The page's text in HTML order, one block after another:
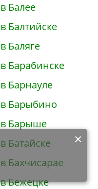
×
согласие на обработку
(файлы-cookies, IP-адрес,
и время осуществления
для сбора аналитической и
Балее
Балтийске
Баляге
Барабинске
Барнауле
Барыбино
в Барыше
Батайске
Бахчисарае
Бежецке